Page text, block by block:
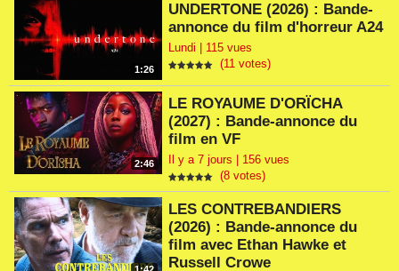
1:26
UNDERTONE (2026) : Bande-
annonce du film d'horreur A24
Lundi | 115 vues
(11 votes)
2:46
LE ROYAUME D'ORÏCHA
(2027) : Bande-annonce du
film en VF
Il y a 7 jours | 156 vues
(8 votes)
LES CONTREBANDIERS
(2026) : Bande-annonce du
film avec Ethan Hawke et
Russell Crowe